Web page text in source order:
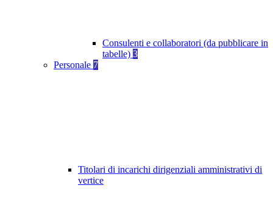
Consulenti e collaboratori (da pubblicare in
tabelle) 3
Personale 7
Titolari di incarichi dirigenziali amministrativi di
vertice